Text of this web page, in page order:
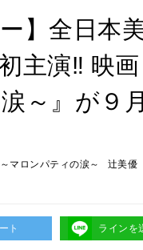
】全日本
主演‼ 映
～』が９
マロンパティの涙～
辻美優
ト ラインを